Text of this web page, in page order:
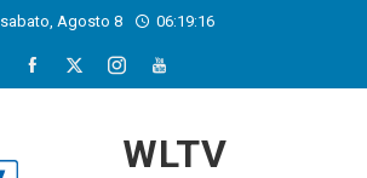
sabato, Agosto 8 06:19:17
WLTV